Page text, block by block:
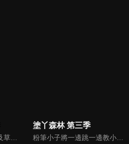
塗丫森林 第三季
粉筆小子將一邊跳一邊教小朋友各種家禽；機器人教我們畫小雞；香蕉哥哥教大家用彈殼畫出不一樣的圖畫；三暉幼稚園的小朋友與大家一起用紙盤畫畫。